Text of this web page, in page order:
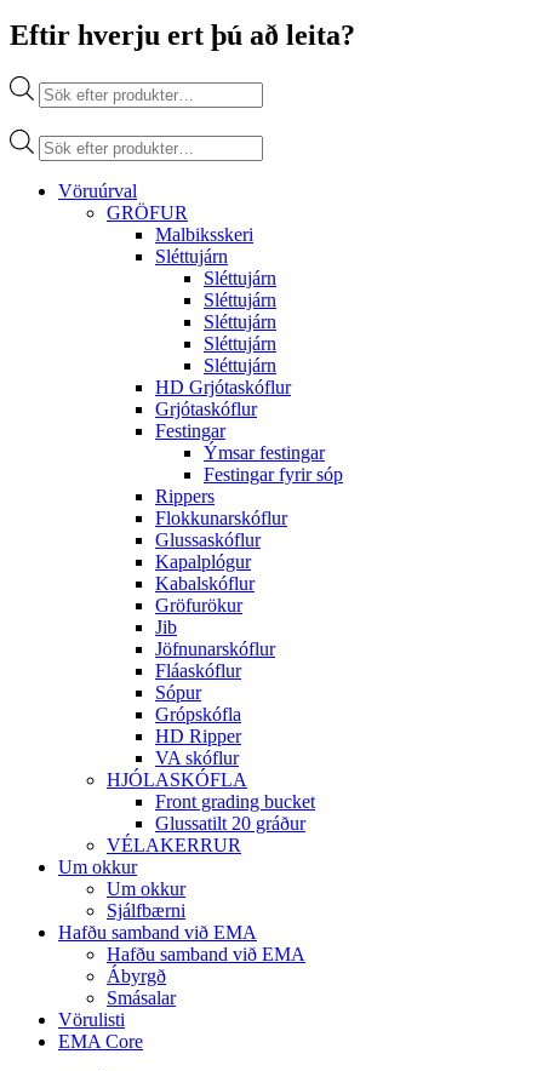
Eftir hverju ert þú að leita?
Products
search
Products
search
Vöruúrval
GRÖFUR
Malbiksskeri
Sléttujárn
Sléttujárn
Sléttujárn
Sléttujárn
Sléttujárn
Sléttujárn
HD Grjótaskóflur
Grjótaskóflur
Festingar
Ýmsar festingar
Festingar fyrir sóp
Rippers
Flokkunarskóflur
Glussaskóflur
Kapalplógur
Kabalskóflur
Gröfurökur
Jib
Jöfnunarskóflur
Fláaskóflur
Sópur
Grópskófla
HD Ripper
VA skóflur
HJÓLASKÓFLA
Front grading bucket
Glussatilt 20 gráður
VÉLAKERRUR
Um okkur
Um okkur
Sjálfbærni
Hafðu samband við EMA
Hafðu samband við EMA
Ábyrgð
Smásalar
Vörulisti
EMA Core